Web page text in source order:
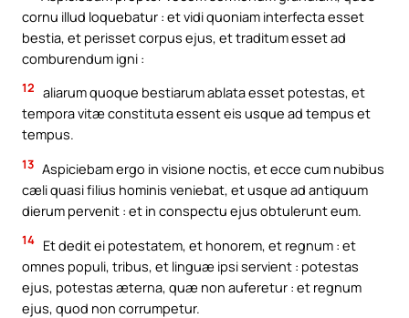
cornu illud loquebatur : et vidi quoniam interfecta esset
bestia, et perisset corpus ejus, et traditum esset ad
comburendum igni :
12 aliarum quoque bestiarum ablata esset potestas, et
tempora vitæ constituta essent eis usque ad tempus et
tempus.
13 Aspiciebam ergo in visione noctis, et ecce cum nubibus
cæli quasi filius hominis veniebat, et usque ad antiquum
dierum pervenit : et in conspectu ejus obtulerunt eum.
14 Et dedit ei potestatem, et honorem, et regnum : et
omnes populi, tribus, et linguæ ipsi servient : potestas
ejus, potestas æterna, quæ non auferetur : et regnum
ejus, quod non corrumpetur.